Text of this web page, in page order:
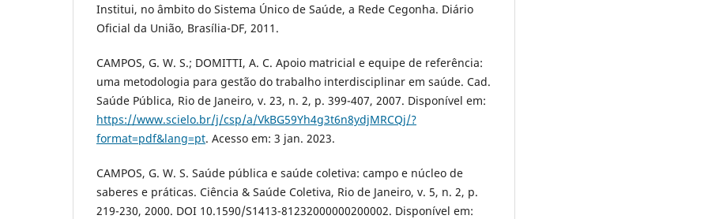
Institui, no âmbito do Sistema Único de Saúde, a Rede Cegonha. Diário
Oficial da União, Brasília-DF, 2011.
CAMPOS, G. W. S.; DOMITTI, A. C. Apoio matricial e equipe de referência:
uma metodologia para gestão do trabalho interdisciplinar em saúde. Cad.
Saúde Pública, Rio de Janeiro, v. 23, n. 2, p. 399-407, 2007. Disponível em:
https://www.scielo.br/j/csp/a/VkBG59Yh4g3t6n8ydjMRCQj/?
format=pdf&lang=pt. Acesso em: 3 jan. 2023.
CAMPOS, G. W. S. Saúde pública e saúde coletiva: campo e núcleo de
saberes e práticas. Ciência & Saúde Coletiva, Rio de Janeiro, v. 5, n. 2, p.
219-230, 2000. DOI 10.1590/S1413-81232000000200002. Disponível em: